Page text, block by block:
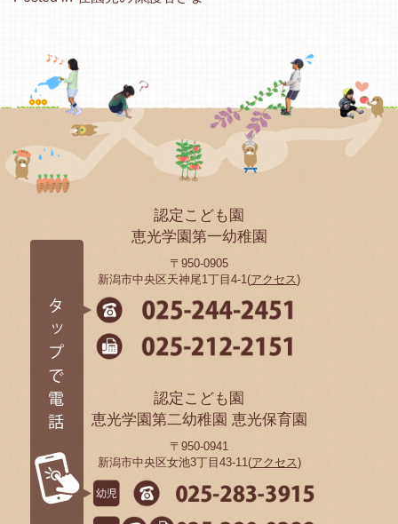
認定こども園
恵光学園第一幼稚園
〒950-0905
新潟市中央区天神尾1丁目4-1(アクセス)
認定こども園
恵光学園第二幼稚園 恵光保育園
〒950-0941
新潟市中央区女池3丁目43-11(アクセス)